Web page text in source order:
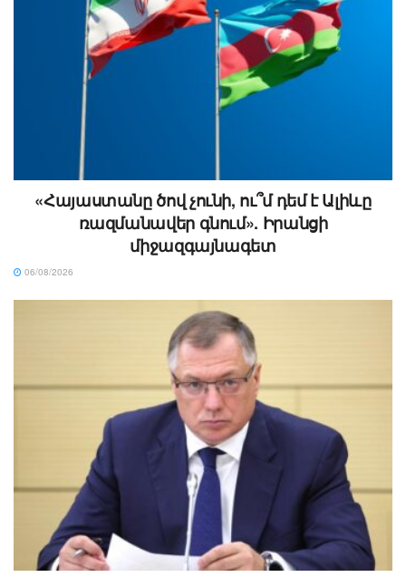
«Հայաստանը ծով չունի, ու՞մ դեմ է Ալիևը
ռազմանավեր գնում». Իրանցի
միջազգայնագետ
06/08/2026